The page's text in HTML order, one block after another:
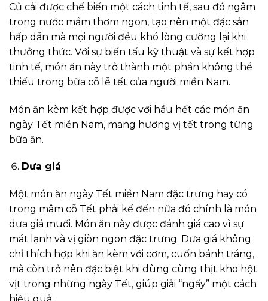
Củ cải được chế biến một cách tinh tế, sau đó ngâm
trong nước mắm thơm ngon, tạo nên một đặc sản
hấp dẫn mà mọi người đều khó lòng cưỡng lại khi
thưởng thức. Với sự biến tấu kỹ thuật và sự kết hợp
tinh tế, món ăn này trở thành một phần không thể
thiếu trong bữa cỗ lễ tết của người miền Nam.
Món ăn kèm kết hợp được với hầu hết các món ăn
ngày Tết miền Nam, mang hương vị tết trong từng
bữa ăn.
Dưa giá
Một món ăn ngày Tết miền Nam đặc trưng hay có
trong mâm cỗ Tết phải kế đến nữa đó chính là món
dưa giá muối. Món ăn này được đánh giá cao vì sự
mát lạnh và vị giòn ngon đặc trưng. Dưa giá không
chỉ thích hợp khi ăn kèm với cơm, cuốn bánh tráng,
mà còn trở nên đặc biệt khi dùng cùng thịt kho hột
vịt trong những ngày Tết, giúp giải “ngấy” một cách